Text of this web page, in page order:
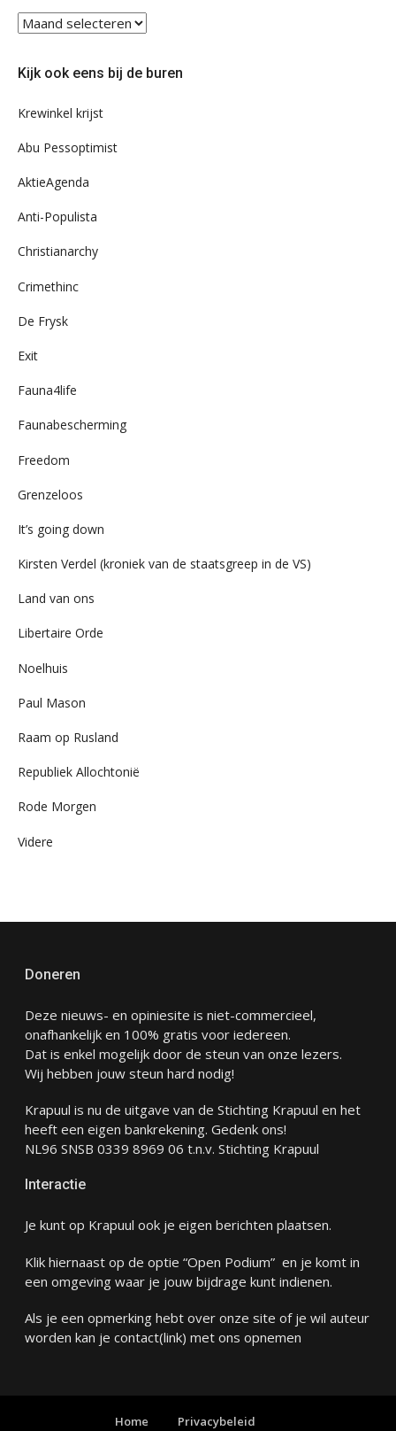
Blader
eens
ons
Kijk ook eens bij de buren
Krewinkel krijst
Abu Pessoptimist
AktieAgenda
Anti-Populista
Christianarchy
Crimethinc
De Frysk
Exit
Fauna4life
Faunabescherming
Freedom
Grenzeloos
It’s going down
Kirsten Verdel (kroniek van de staatsgreep in de VS)
Land van ons
Libertaire Orde
Noelhuis
Paul Mason
Raam op Rusland
Republiek Allochtonië
Rode Morgen
Videre
Doneren
Deze nieuws- en opiniesite is niet-commercieel,
onafhankelijk en 100% gratis voor iedereen.
Dat is enkel mogelijk door de steun van onze lezers.
Wij hebben jouw steun hard nodig!
Krapuul is nu de uitgave van de Stichting Krapuul en het
heeft een eigen bankrekening. Gedenk ons!
NL96 SNSB 0339 8969 06 t.n.v. Stichting Krapuul
Interactie
Je kunt op Krapuul ook je eigen berichten plaatsen.
Klik hiernaast op de optie “Open Podium” en je komt in
een omgeving waar je jouw bijdrage kunt indienen.
Als je een opmerking hebt over onze site of je wil auteur
worden kan je contact(link) met ons opnemen
Home Privacybeleid